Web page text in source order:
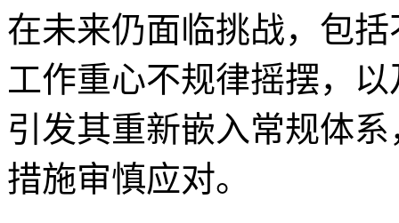
在未来仍面临挑战，包
工作重心不规律摇摆，
引发其重新嵌入常规体
措施审慎应对。